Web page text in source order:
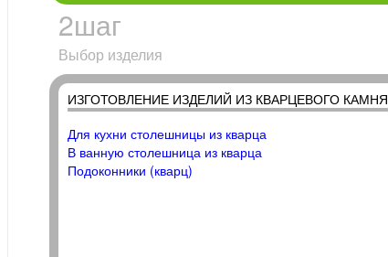
2шаг
Выбор изделия
ИЗГОТОВЛЕНИЕ ИЗДЕЛИЙ ИЗ КВАРЦЕВОГО КАМНЯ
Для кухни столешницы из кварца
В ванную столешница из кварца
Подоконники (кварц)